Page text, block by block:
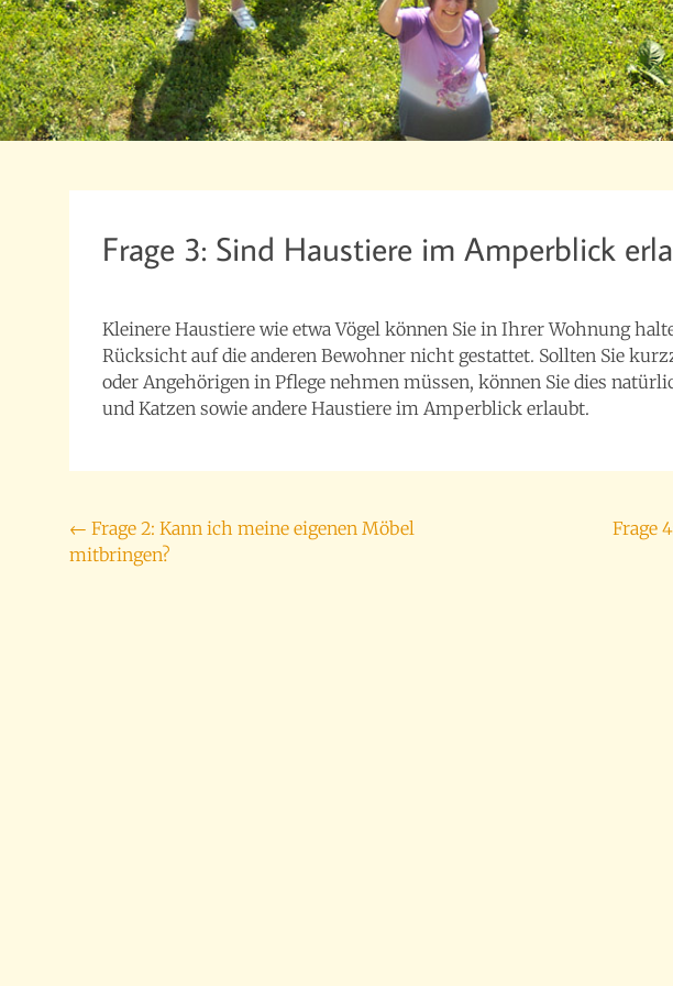
Frage 3: Sind Haustiere im Amperblick
Kleinere Haustiere wie etwa Vögel können Sie in Ihrer Wohnung
Rücksicht auf die anderen Bewohner nicht gestattet. Sollten Sie
oder Angehörigen in Pflege nehmen müssen, können Sie dies
und Katzen sowie andere Haustiere im Amperblick erlaubt.
Beitragsnavigation
← Frage 2: Kann ich meine eigenen Möbel
mitbringen?
Frage